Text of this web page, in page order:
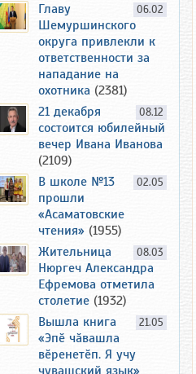
06.02
Главу
Шемуршинского
округа привлекли к
ответственности за
нападание на
охотника (2381)
08.12
21 декабря
состоится юбилейный
вечер Ивана Иванова
(2109)
02.05
В школе №13
прошли
«Асаматовские
чтения» (1955)
08.03
Жительница
Нюргеч Александра
Ефремова отметила
столетие (1932)
21.05
Вышла книга
«Эпӗ чӑвашла
вӗренетӗп. Я учу
чувашский язык»